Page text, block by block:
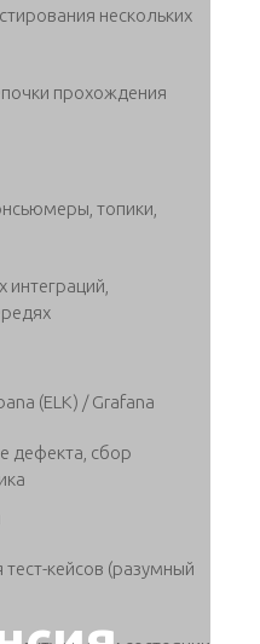
нескольких
прохождения
топики,
(ELK) / Grafana
дефекта, сбор
кейсов (разумный